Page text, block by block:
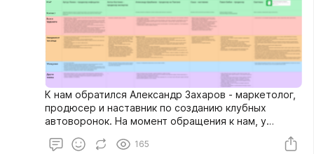
К нам обратился Александр Захаров - маркетолог,
продюсер и наставник по созданию клубных
автоворонок. На момент обращения к нам, у
Александра было 2 наставляемых, для которых нам
и предстояло провести исследования, но обо всем
165